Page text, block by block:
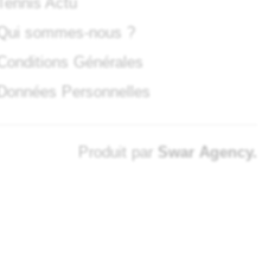
Qui sommes-nous ?
Conditions Générales
Données Personnelles
Produit par Swar Agency.